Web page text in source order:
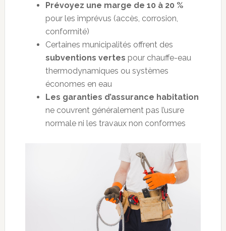
Prévoyez une marge de 10 à 20 %
pour les imprévus (accès, corrosion,
conformité)
Certaines municipalités offrent des
subventions vertes pour chauffe-eau
thermodynamiques ou systèmes
économes en eau
Les garanties d’assurance habitation
ne couvrent généralement pas l’usure
normale ni les travaux non conformes